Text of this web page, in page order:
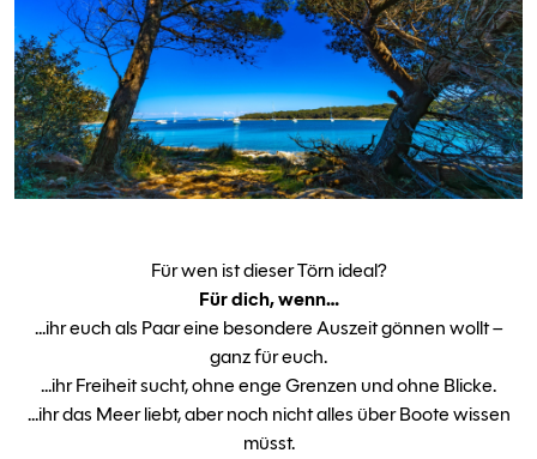
Für wen ist dieser Törn ideal?
Für dich, wenn…
…ihr euch als Paar eine besondere Auszeit gönnen wollt –
ganz für euch.
…ihr Freiheit sucht, ohne enge Grenzen und ohne Blicke.
…ihr das Meer liebt, aber noch nicht alles über Boote wissen
müsst.